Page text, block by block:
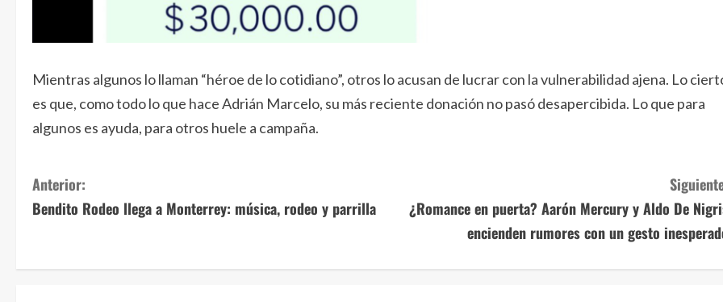
Mientras algunos lo llaman “héroe de lo cotidiano”, otros lo acusan de lucrar con la vulnerabilidad ajena. Lo
es que, como todo lo que hace Adrián Marcelo, su más reciente donación no pasó desapercibida. Lo que para
algunos es ayuda, para otros huele a campaña.
S
i
Anterior:
Bendito Rodeo llega a Monterrey: música, rodeo y parrilla
¿Romance en puerta? Aarón Mercury y Aldo De
encienden rumores con un gesto